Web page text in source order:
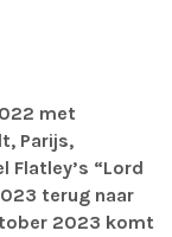
met
Parijs,
“Lord
terug naar
2023 komt